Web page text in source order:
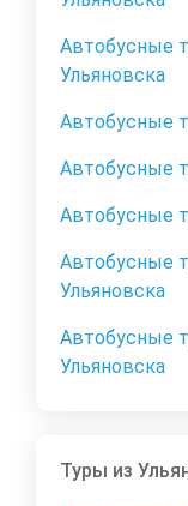
Автобусные
Ульяновска
Автобусные
Автобусные
Автобусные
Автобусные
Ульяновска
Автобусные
Ульяновска
Туры из